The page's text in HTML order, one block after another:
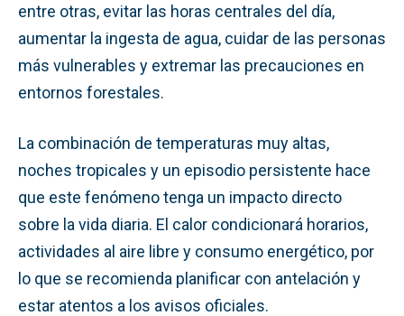
entre otras, evitar las horas centrales del día,
aumentar la ingesta de agua, cuidar de las personas
más vulnerables y extremar las precauciones en
entornos forestales.
La combinación de temperaturas muy altas,
noches tropicales y un episodio persistente hace
que este fenómeno tenga un impacto directo
sobre la vida diaria. El calor condicionará horarios,
actividades al aire libre y consumo energético, por
lo que se recomienda planificar con antelación y
estar atentos a los avisos oficiales.